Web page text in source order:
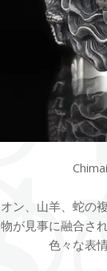
ン、山羊、蛇の
が見事に融合さ
色々な表